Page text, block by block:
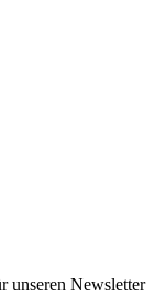
unseren Newsletter